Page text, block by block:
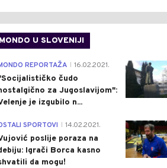
MONDO U SLOVENIJI
REPORTAŽA 16.02.2021.
čudo
za Jugoslavijom":
je izgubilo n...
SPORTOVI 14.02.2021.
poslije poraza na
Igrači Borca kasno
da mogu!